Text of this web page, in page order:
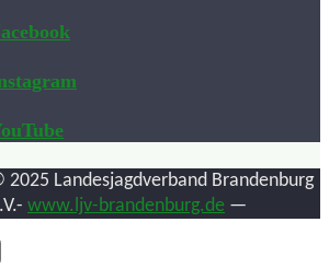
2025 Landesjagdverband Brandenburg
www.ljv-brandenburg.de —